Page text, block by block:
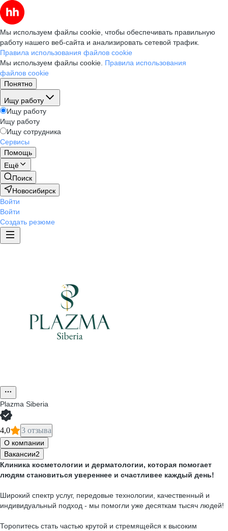
Мы используем файлы cookie, чтобы обеспечивать правильную
работу нашего веб-сайта и анализировать сетевой трафик.
Правила использования файлов cookie
Мы используем файлы cookie. Правила использования
файлов cookie
Понятно
Ищу работу
Ищу работу
Ищу работу
Ищу сотрудника
Сервисы
Помощь
Ещё
Поиск
Новосибирск
Войти
Войти
Создать резюме
Plazma Siberia
4,0 3 отзыва
О компании
Вакансии2
Клиника косметологии и дерматологии, которая помогает
людям становиться увереннее и счастливее каждый день!
Широкий спектр услуг, передовые технологии, качественный и
индивидуальный подход - мы помогли уже десяткам тысяч людей!
Торопитесь стать частью крутой и стремящейся к высоким